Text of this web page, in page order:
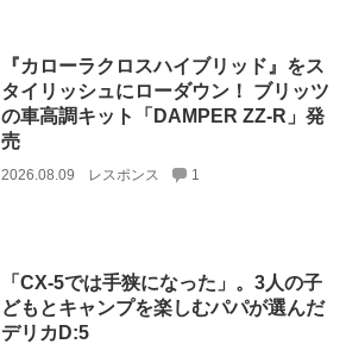
『カローラクロスハイブリッド』をス
タイリッシュにローダウン！ ブリッツ
の車高調キット「DAMPER ZZ-R」発
売
2026.08.09 レスポンス 1
「CX-5では手狭になった」。3人の子
どもとキャンプを楽しむパパが選んだ
デリカD:5